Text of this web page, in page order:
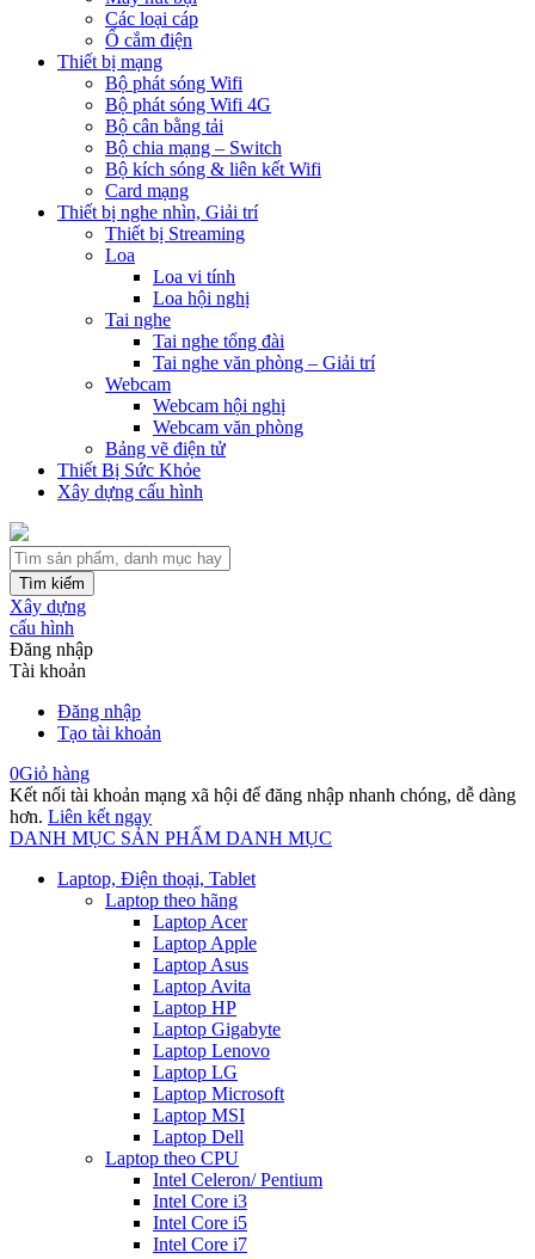
Các loại cáp
Ổ cắm điện
Thiết bị mạng
Bộ phát sóng Wifi
Bộ phát sóng Wifi 4G
Bộ cân bằng tải
Bộ chia mạng – Switch
Bộ kích sóng & liên kết Wifi
Card mạng
Thiết bị nghe nhìn, Giải trí
Thiết bị Streaming
Loa
Loa vi tính
Loa hội nghị
Tai nghe
Tai nghe tổng đài
Tai nghe văn phòng – Giải trí
Webcam
Webcam hội nghị
Webcam văn phòng
Bảng vẽ điện tử
Thiết Bị Sức Khỏe
Xây dựng cấu hình
Tìm kiếm
Xây dựng
cấu hình
Đăng nhập
Tài khoản
Đăng nhập
Tạo tài khoản
0Giỏ hàng
Kết nối tài khoản mạng xã hội để đăng nhập nhanh chóng, dễ dàng
hơn. Liên kết ngay
DANH MỤC SẢN PHẨM DANH MỤC
Laptop, Điện thoại, Tablet
Laptop theo hãng
Laptop Acer
Laptop Apple
Laptop Asus
Laptop Avita
Laptop HP
Laptop Gigabyte
Laptop Lenovo
Laptop LG
Laptop Microsoft
Laptop MSI
Laptop Dell
Laptop theo CPU
Intel Celeron/ Pentium
Intel Core i3
Intel Core i5
Intel Core i7